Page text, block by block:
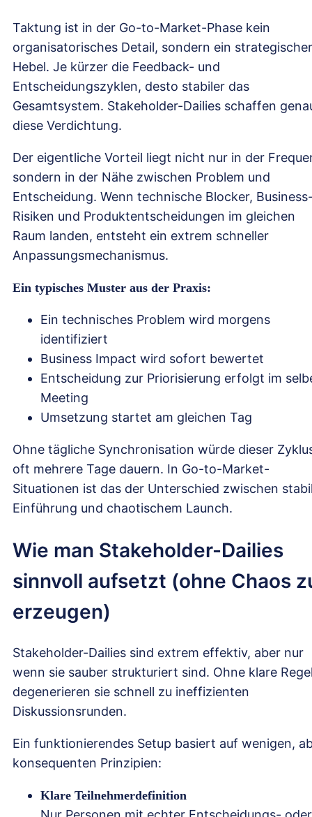
Taktung ist in der Go-to-Market-Phase kein
organisatorisches Detail, sondern ein strategischer
Hebel. Je kürzer die Feedback- und
Entscheidungszyklen, desto stabiler das
Gesamtsystem. Stakeholder-Dailies schaffen
diese Verdichtung.
Der eigentliche Vorteil liegt nicht nur in der
sondern in der Nähe zwischen Problem und
Entscheidung. Wenn technische Blocker,
Risiken und Produktentscheidungen im gleichen
Raum landen, entsteht ein extrem schneller
Anpassungsmechanismus.
Ein typisches Muster aus der Praxis:
Ein technisches Problem wird morgens
identifiziert
Business Impact wird sofort bewertet
Entscheidung zur Priorisierung erfolgt im
Meeting
Umsetzung startet am gleichen Tag
Ohne tägliche Synchronisation würde dieser
oft mehrere Tage dauern. In Go-to-Market-
Situationen ist das der Unterschied zwischen
Einführung und chaotischem Launch.
Wie man Stakeholder-Dailies
sinnvoll aufsetzt (ohne Chaos
erzeugen)
Stakeholder-Dailies sind extrem effektiv, aber nur
wenn sie sauber strukturiert sind. Ohne klare
degenerieren sie schnell zu ineffizienten
Diskussionsrunden.
Ein funktionierendes Setup basiert auf wenigen,
konsequenten Prinzipien:
Klare Teilnehmerdefinition